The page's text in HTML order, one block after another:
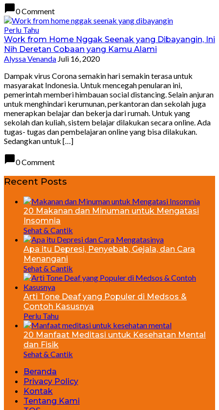
chat_bubble0 Comment
Perlu Tahu
Work from Home Nggak Seenak yang Dibayangin, Ini
Nih Deretan Cobaan yang Kamu Alami
Alyssa Venanda Juli 16, 2020
Dampak virus Corona semakin hari semakin terasa untuk
masyarakat Indonesia. Untuk mencegah penularan ini,
pemerintah memberi himbauan social distancing. Selain anjuran
untuk menghindari kerumunan, perkantoran dan sekolah juga
menerapkan belajar dan bekerja dari rumah. Untuk yang
sekolah dan kuliah, sistem belajar dilakukan secara online. Ada
tugas- tugas dan pembelajaran online yang bisa dilakukan.
Sedangkan untuk […]
chat_bubble0 Comment
Recent Posts
20 Makanan dan Minuman untuk Mengatasi
Insomnia
Sehat & Cantik
Apa itu Depresi, Penyebab, Gejala, dan Cara
Menangani
Sehat & Cantik
Arti Tone Deaf yang Populer di Medsos &
Contoh Kasusnya
Perlu Tahu
20 Manfaat Meditasi untuk Kesehatan Mental
dan Fisik
Sehat & Cantik
Beranda
Privacy Policy
Kontak
Tentang Kami